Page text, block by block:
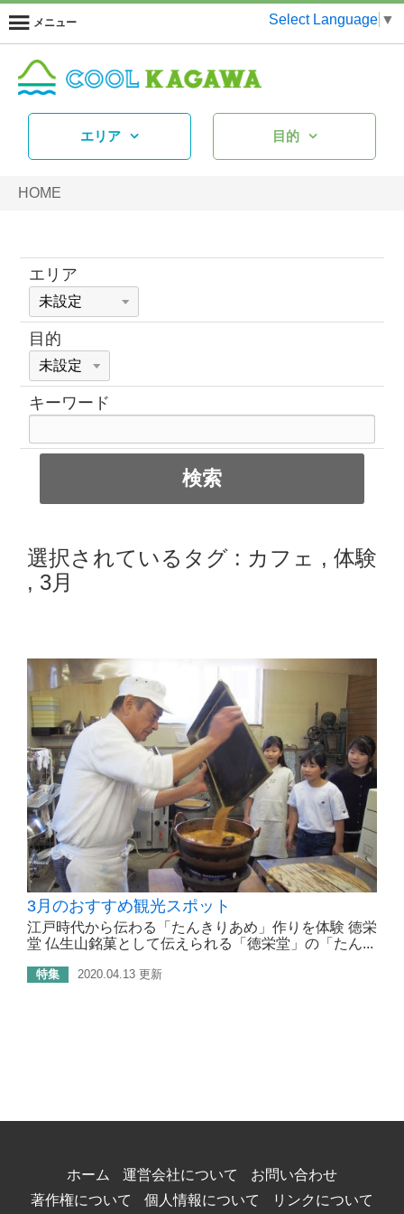
メニュー Select Language ▼
エリア 目的
HOME
エリア
目的
キーワード
選択されているタグ : カフェ , 体験
, 3月
3月のおすすめ観光スポット
江戸時代から伝わる「たんきりあめ」作りを体験 徳栄
堂 仏生山銘菓として伝えられる「徳栄堂」の「たん...
特集 2020.04.13 更新
ホーム 運営会社について
お問い合わせ
著作権について
個人情報について リンクについて